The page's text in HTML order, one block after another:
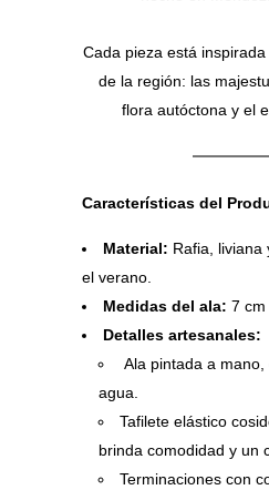
Cada pieza está
de la región: las
flora autóctona y el
Características del
Material: Rafia, liviana
el verano.
Medidas del ala: 7 cm
Detalles artesanales:
Ala pintada a
agua.
Tafilete elástico
brinda comodidad y un
Terminaciones con